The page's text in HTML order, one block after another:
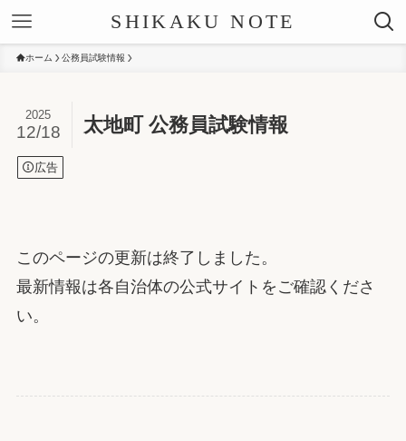
SHIKAKU NOTE
ホーム 公務員試験情報
太地町 公務員試験情報
2025
12/18
広告
このページの更新は終了しました。
最新情報は各自治体の公式サイトをご確認くださ
い。